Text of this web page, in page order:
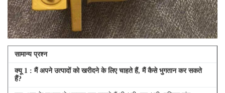
सामान्य प्रश्न
क्यू 1 : मैं अपने उत्पादों को खरीदने के लिए चाहते हैं, मैं कैसे भुगतान कर सकते
हैं?